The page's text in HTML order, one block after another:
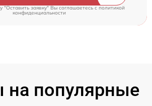
"Оставить заявку" Вы соглашаетесь cполитикой
конфиденциальности
на популярные